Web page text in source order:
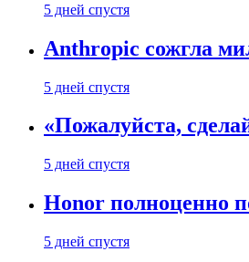
5 дней спустя
Anthropic сожгла
5 дней спустя
«Пожалуйста,
5 дней спустя
Honor полноценно
5 дней спустя